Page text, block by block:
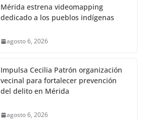
Mérida estrena videomapping
dedicado a los pueblos indígenas
agosto 6, 2026
Impulsa Cecilia Patrón organización
vecinal para fortalecer prevención
del delito en Mérida
agosto 6, 2026